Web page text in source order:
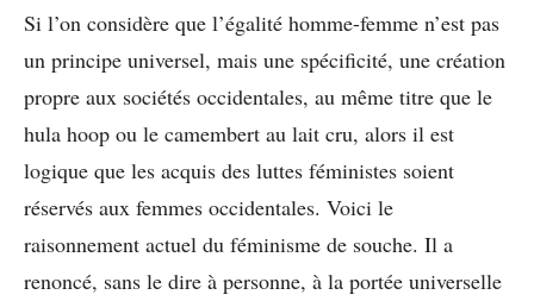
Si l’on considère que l’égalité homme-femme n’est pas
un principe universel, mais une spécificité, une création
propre aux sociétés occidentales, au même titre que le
hula hoop ou le camembert au lait cru, alors il est
logique que les acquis des luttes féministes soient
réservés aux femmes occidentales. Voici le
raisonnement actuel du féminisme de souche. Il a
renoncé, sans le dire à personne, à la portée universelle